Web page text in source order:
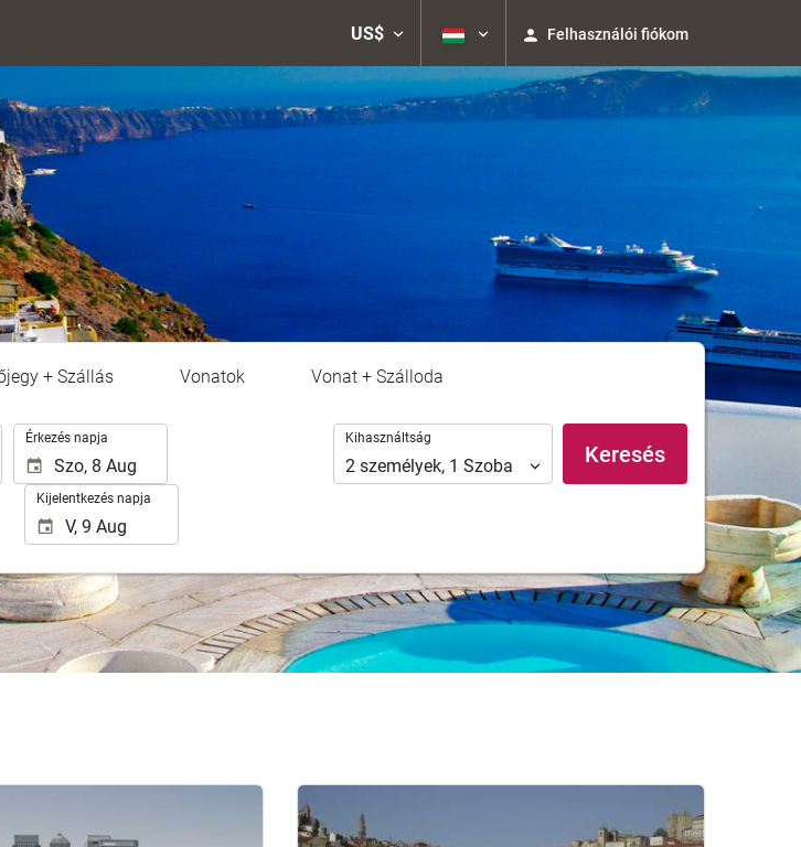
US$ Felhasználói fiókom
+ Szállás Vonatok Vonat + Szálloda
Érkezés napja
Kijelentkezés napja
Kihasználtság
Kihasználtság
2 személyek, 1 Szoba Keresés